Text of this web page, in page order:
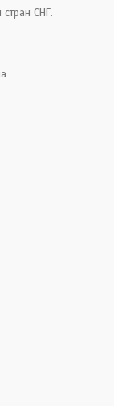
стран СНГ.